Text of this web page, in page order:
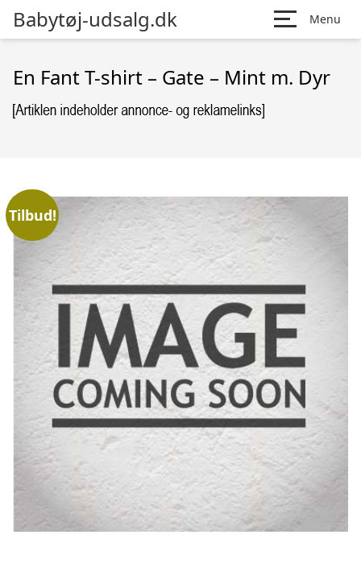
Babytøj-udsalg.dk Menu
En Fant T-shirt – Gate – Mint m. Dyr
Tilbud!